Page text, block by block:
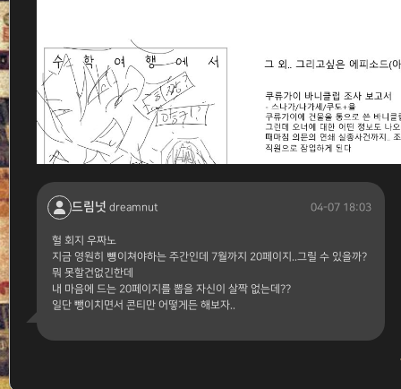
드림넛 dreamnut 04-07 18:03
헐 회지 우짜노
지금 영원히 뻉이쳐야하는 주간인데 7월까지 20페이지..그릴 수 있을까?
뭐 못할건없긴한데
내 마음에 드는 20페이지를 뽑을 자신이 살짝 없는데??
일단 뺑이치면서 콘티만 어떻게든 해보자..